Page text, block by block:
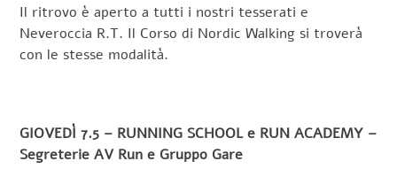
Il ritrovo è aperto a tutti i nostri tesserati e
Neveroccia R.T. Il Corso di Nordic Walking si troverà
con le stesse modalità.
GIOVEDÌ 7.5 – RUNNING SCHOOL e RUN ACADEMY –
Segreterie AV Run e Gruppo Gare